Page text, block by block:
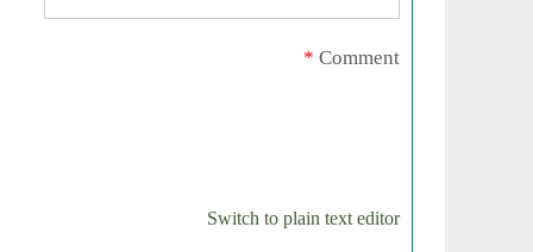
Comment
*
Switch to plain text editor